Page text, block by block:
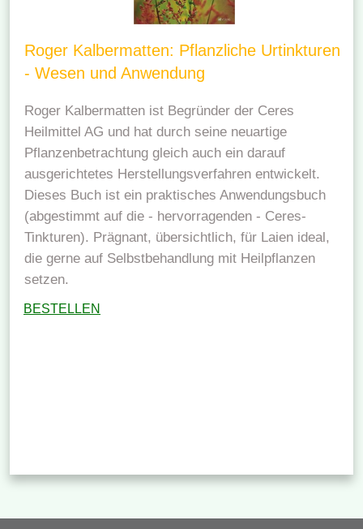
Roger Kalbermatten: Pflanzliche Urtinkturen
- Wesen und Anwendung
Roger Kalbermatten ist Begründer der Ceres
Heilmittel AG und hat durch seine neuartige
Pflanzenbetrachtung gleich auch ein darauf
ausgerichtetes Herstellungsverfahren entwickelt.
Dieses Buch ist ein praktisches Anwendungsbuch
(abgestimmt auf die - hervorragenden - Ceres-
Tinkturen). Prägnant, übersichtlich, für Laien ideal,
die gerne auf Selbstbehandlung mit Heilpflanzen
setzen.
BESTELLEN